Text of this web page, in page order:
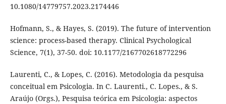
10.1080/14779757.2023.2174446
Hofmann, S., & Hayes, S. (2019). The future of intervention
science: process-based therapy. Clinical Psychological
Science, 7(1), 37-50. doi: 10.1177/2167702618772296
Laurenti, C., & Lopes, C. (2016). Metodologia da pesquisa
conceitual em Psicologia. In C. Laurenti., C. Lopes., & S.
Araújo (Orgs.), Pesquisa teórica em Psicologia: aspectos